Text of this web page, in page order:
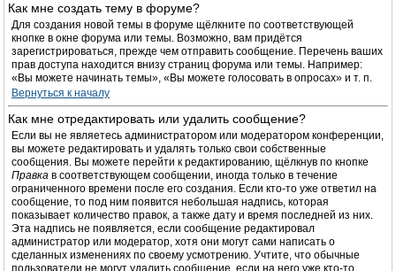
Как мне создать тему в форуме?
Для создания новой темы в форуме щёлкните по соответствующей
кнопке в окне форума или темы. Возможно, вам придётся
зарегистрироваться, прежде чем отправить сообщение. Перечень ваших
прав доступа находится внизу страниц форума или темы. Например:
«Вы можете начинать темы», «Вы можете голосовать в опросах» и т. п.
Вернуться к началу
Как мне отредактировать или удалить сообщение?
Если вы не являетесь администратором или модератором конференции,
вы можете редактировать и удалять только свои собственные
сообщения. Вы можете перейти к редактированию, щёлкнув по кнопке
Правка в соответствующем сообщении, иногда только в течение
ограниченного времени после его создания. Если кто-то уже ответил на
сообщение, то под ним появится небольшая надпись, которая
показывает количество правок, а также дату и время последней из них.
Эта надпись не появляется, если сообщение редактировал
администратор или модератор, хотя они могут сами написать о
сделанных изменениях по своему усмотрению. Учтите, что обычные
пользователи не могут удалить сообщение, если на него уже кто-то